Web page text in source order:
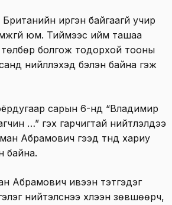
иргэн байгаагүй учир
юм. Тиймээс ийм ташаа
болгож тодорхой тооны
нийлүүлэхэд бэлэн байна гэж
сарын 6-нд “Владимир
…” гэх гарчигтай нийтлэлдээ
Абрамович гээд түүнд хариу
байна.
Абрамович ивээн тэтгэдэг
нийтэлснээ хүлээн зөвшөөрч,